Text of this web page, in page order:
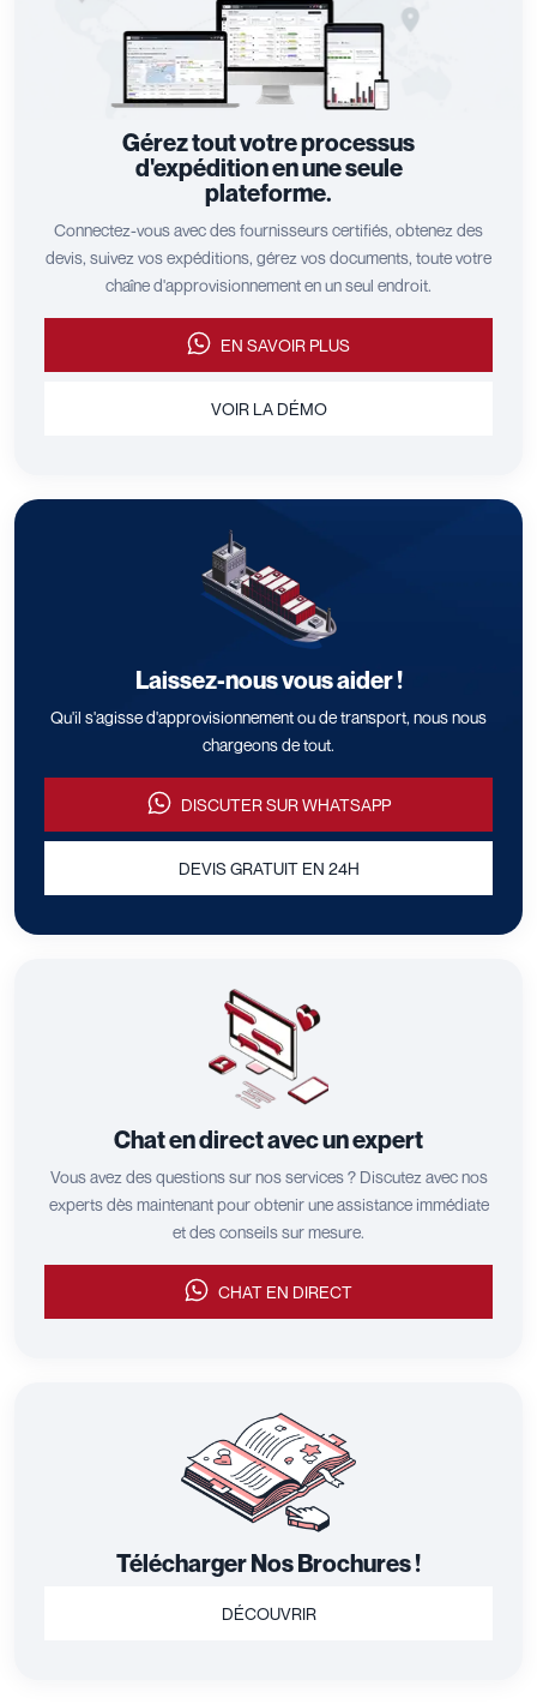
Gérez tout votre processus
d'expédition en une seule
plateforme.
Connectez-vous avec des fournisseurs certifiés, obtenez des
devis, suivez vos expéditions, gérez vos documents, toute votre
chaîne d'approvisionnement en un seul endroit.
EN SAVOIR PLUS
VOIR LA DÉMO
Laissez-nous vous aider !
Qu'il s'agisse d'approvisionnement ou de transport, nous nous
chargeons de tout.
DISCUTER SUR WHATSAPP
DEVIS GRATUIT EN 24H
Chat en direct avec un expert
Vous avez des questions sur nos services ? Discutez avec nos
experts dès maintenant pour obtenir une assistance immédiate
et des conseils sur mesure.
CHAT EN DIRECT
Télécharger Nos Brochures !
DÉCOUVRIR